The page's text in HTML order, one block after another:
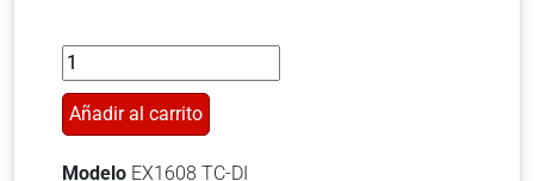
Añadir al carrito
Modelo EX1608 TC-DI